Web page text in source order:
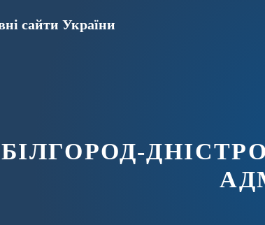
сайти України
БІЛГОРОД-